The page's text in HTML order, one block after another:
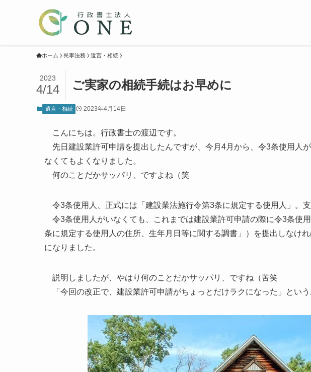
ホーム 民事法務 遺言・相続
ご実家の相続手続はお早めに
2023
4/14
遺言・相続 2023年4月14日
こんにちは。行政書士の渡辺です。
先日建設業許可申請を提出したんですが、今月4月から、令3条使用人
なくてもよくなりました。
何のことだかサッパリ、ですよね（笑
令3条使用人、正式には「建設業法施行令第3条に規定する使用人」。
令3条使用人がいなくても、これまでは建設業許可申請の際に令3条使
条に規定する使用人の住所、生年月日等に関する調書」）を提出しなけ
になりました。
説明しましたが、やはり何のことだかサッパリ、ですね（苦笑
「今回の改正で、建設業許可申請がちょっとだけラクになった」という